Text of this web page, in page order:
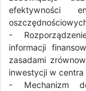
efektywności
-
informacji
zasadami
inwestycji w centra
- Mechanizm